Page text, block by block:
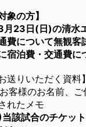
象の方】
月23日(日)の清水
費について無観
宿泊費・交通費に
お送りいただく資料】
客様のお名前、
れたメモ
該試合のチケッ